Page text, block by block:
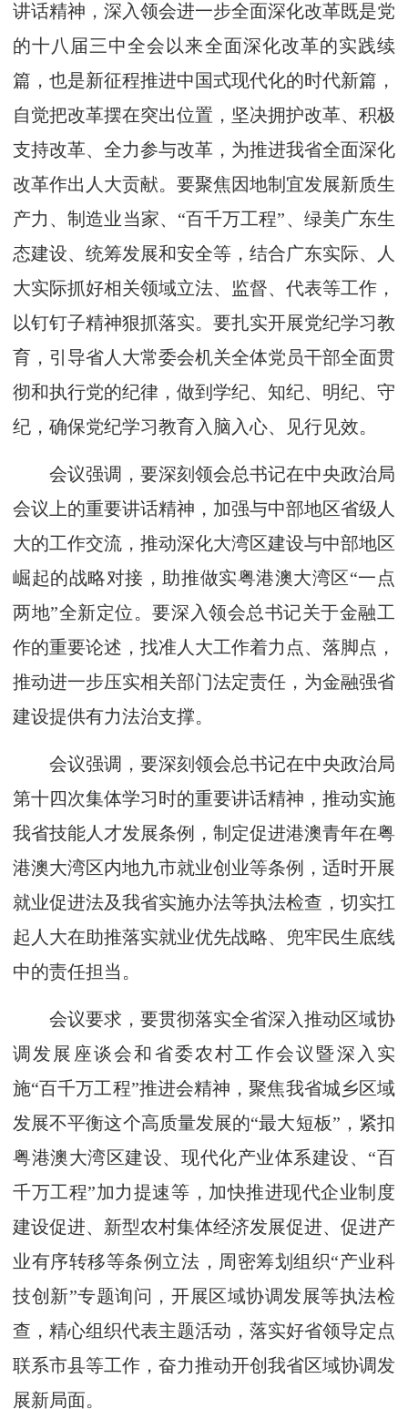
讲话精神，深入领会进一步全面深化改革既是党
的十八届三中全会以来全面深化改革的实践续
篇，也是新征程推进中国式现代化的时代新篇，
自觉把改革摆在突出位置，坚决拥护改革、积极
支持改革、全力参与改革，为推进我省全面深化
改革作出人大贡献。要聚焦因地制宜发展新质生
产力、制造业当家、“百千万工程”、绿美广东生
态建设、统筹发展和安全等，结合广东实际、人
大实际抓好相关领域立法、监督、代表等工作，
以钉钉子精神狠抓落实。要扎实开展党纪学习教
育，引导省人大常委会机关全体党员干部全面贯
彻和执行党的纪律，做到学纪、知纪、明纪、守
纪，确保党纪学习教育入脑入心、见行见效。
会议强调，要深刻领会总书记在中央政治局
会议上的重要讲话精神，加强与中部地区省级人
大的工作交流，推动深化大湾区建设与中部地区
崛起的战略对接，助推做实粤港澳大湾区“一点
两地”全新定位。要深入领会总书记关于金融工
作的重要论述，找准人大工作着力点、落脚点，
推动进一步压实相关部门法定责任，为金融强省
建设提供有力法治支撑。
会议强调，要深刻领会总书记在中央政治局
第十四次集体学习时的重要讲话精神，推动实施
我省技能人才发展条例，制定促进港澳青年在粤
港澳大湾区内地九市就业创业等条例，适时开展
就业促进法及我省实施办法等执法检查，切实扛
起人大在助推落实就业优先战略、兜牢民生底线
中的责任担当。
会议要求，要贯彻落实全省深入推动区域协
调发展座谈会和省委农村工作会议暨深入实
施“百千万工程”推进会精神，聚焦我省城乡区域
发展不平衡这个高质量发展的“最大短板”，紧扣
粤港澳大湾区建设、现代化产业体系建设、“百
千万工程”加力提速等，加快推进现代企业制度
建设促进、新型农村集体经济发展促进、促进产
业有序转移等条例立法，周密筹划组织“产业科
技创新”专题询问，开展区域协调发展等执法检
查，精心组织代表主题活动，落实好省领导定点
联系市县等工作，奋力推动开创我省区域协调发
展新局面。